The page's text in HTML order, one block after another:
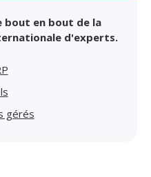
bout en bout de la
d'experts.
gérés